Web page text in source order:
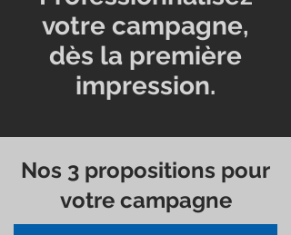
votre campagne,
dès la première
impression.
Nos 3 propositions pour
votre campagne